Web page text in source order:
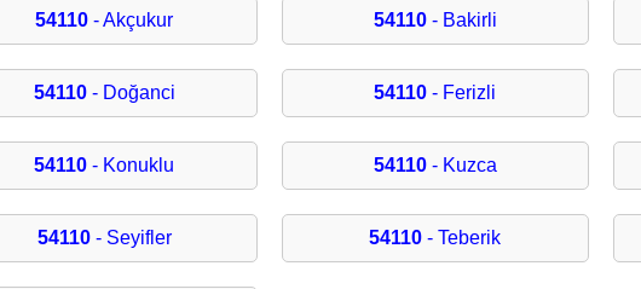
54110 - Akçukur 54110- Bakirli
54110- Doğanci 54110 - Ferizli
54110 - Konuklu 54110- Kuzca
54110- Seyifler 54110 - Teberik